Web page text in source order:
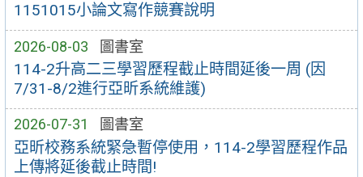
1151015小論文寫作競賽說明
2026-08-03 圖書室
114-2升高二三學習歷程截止時間延後一周 (因
7/31-8/2進行亞昕系統維護)
2026-07-31 圖書室
亞昕校務系統緊急暫停使用，114-2學習歷程作品
上傳將延後截止時間!